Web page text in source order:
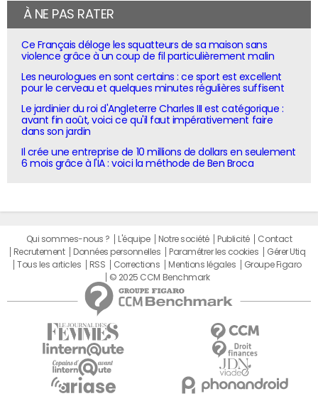
À NE PAS RATER
Ce Français déloge les squatteurs de sa maison sans
violence grâce à un coup de fil particulièrement malin
Les neurologues en sont certains : ce sport est excellent
pour le cerveau et quelques minutes régulières suffisent
Le jardinier du roi d'Angleterre Charles III est catégorique :
avant fin août, voici ce qu'il faut impérativement faire
dans son jardin
Il crée une entreprise de 10 millions de dollars en seulement
6 mois grâce à l'IA : voici la méthode de Ben Broca
Qui sommes-nous ? L'équipe Notre société Publicité
Contact
Recrutement
Données personnelles Paramétrer les cookies
Gérer Utiq
Tous les articles
RSS Corrections Mentions légales
Groupe Figaro
© 2025 CCM Benchmark